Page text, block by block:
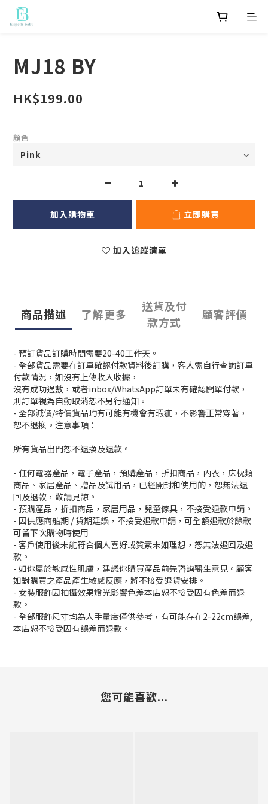
MJ18 BY
HK$199.00
顏色
加入購物車 立即購買
加入追蹤清單
商品描述 了解更多
送貨及付
款方式
顧客評價
- 預訂貨品訂購時間需要20-40工作天。
- 全部貨品需要在訂單確認付款資料後訂購，客人需自行查詢訂單
付款情況，如沒有上傳收入收據，
沒有成功過數，或者inbox/WhatsApp訂單未有確認開單付款，
則訂單視為自動取消恕不另行通知。
- 全部減價/特價貨品均有可能有機會有瑕疵，不影響正常穿著，
恕不退換。注意事項：
所有貨品出門恕不退換及退款。
- 任何電器產品，電子產品，預購產品，折扣商品，內衣，床枕類
商品、家居產品、贈品及試用品，已經開封和使用的，恕無法退
回及退款，敬請見諒。
- 預購產品，折扣商品，家居用品，兒童傢具，不接受退款申請。
- 因供應商船期 / 貨期延誤，不接受退款申請，可全額退款於餘款
可留下次購物時使用
- 客戶使用後未能符合個人喜好或質素未如理想，恕無法退回及退
款。
- 如你屬於敏感性肌膚，建議你購買產品前先咨詢醫生意見。顧客
如對購買之產品產生敏感反應，將不接受退貨安排。
- 女裝服飾因拍攝效果燈光影響色差本店恕不接受因有色差而退
款。
- 全部服飾尺寸均為人手量度僅供參考，有可能存在2-22cm誤差,
本店恕不接受因有誤差而退款。
您可能喜歡...